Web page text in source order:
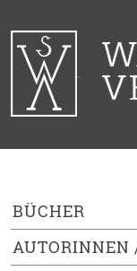
BÜCHER
AUTORINNEN